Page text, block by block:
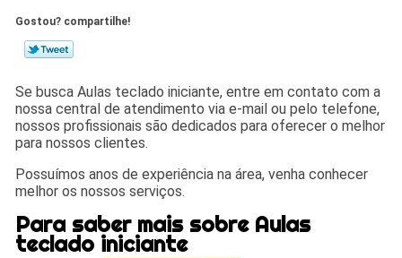
Gostou? compartilhe!
Se busca Aulas teclado iniciante, entre em contato com a
nossa central de atendimento via e-mail ou pelo telefone,
nossos profissionais são dedicados para oferecer o melhor
para nossos clientes.
Possuímos anos de experiência na área, venha conhecer
melhor os nossos serviços.
Para saber mais sobre Aulas
teclado iniciante